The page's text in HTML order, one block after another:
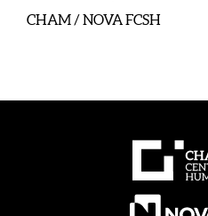
CHAM / NOVA FCSH